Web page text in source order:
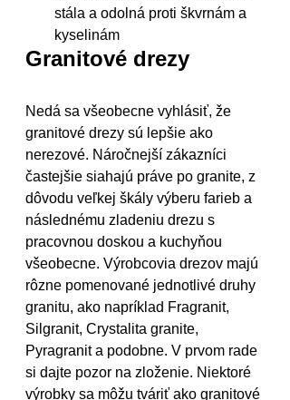
stála a odolná proti škvrnám a
kyselinám
Granitové drezy
Nedá sa všeobecne vyhlásiť, že
granitové drezy sú lepšie ako
nerezové. Náročnejší zákazníci
častejšie siahajú práve po granite, z
dôvodu veľkej škály výberu farieb a
následnému zladeniu drezu s
pracovnou doskou a kuchyňou
všeobecne. Výrobcovia drezov majú
rôzne pomenované jednotlivé druhy
granitu, ako napríklad Fragranit,
Silgranit, Crystalita granite,
Pyragranit a podobne. V prvom rade
si dajte pozor na zloženie. Niektoré
výrobky sa môžu tváriť ako granitové